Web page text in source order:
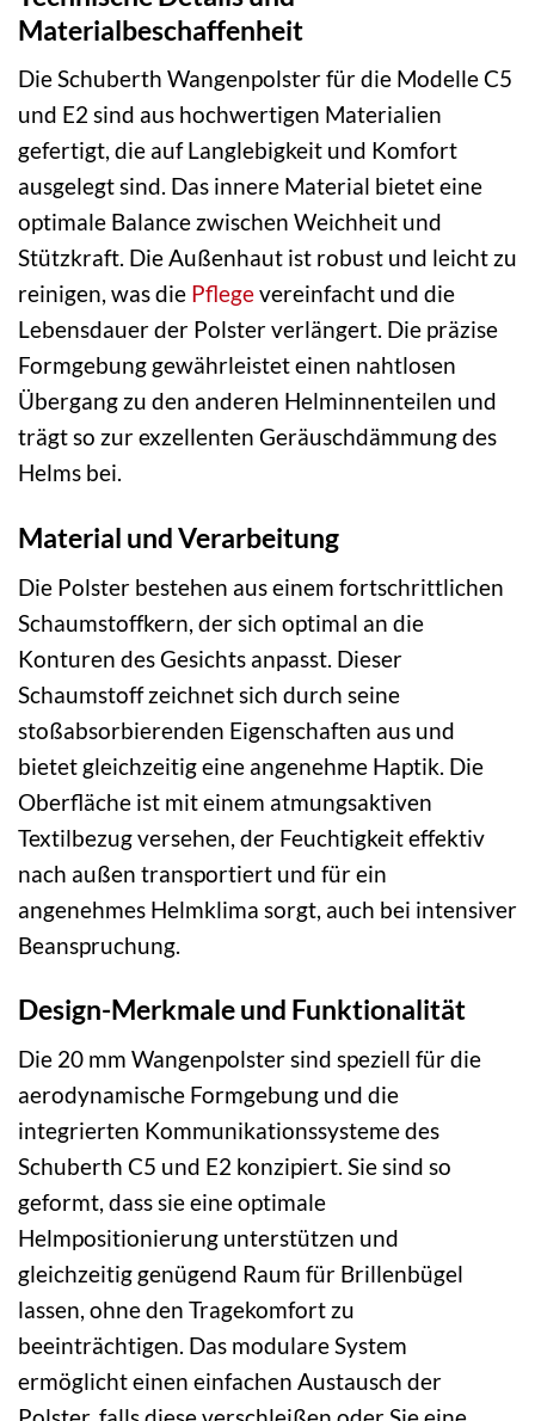
Materialbeschaffenheit
Die Schuberth Wangenpolster für die Modelle C5
und E2 sind aus hochwertigen Materialien
gefertigt, die auf Langlebigkeit und Komfort
ausgelegt sind. Das innere Material bietet eine
optimale Balance zwischen Weichheit und
Stützkraft. Die Außenhaut ist robust und leicht zu
reinigen, was die Pflegevereinfacht und die
Lebensdauer der Polster verlängert. Die präzise
Formgebung gewährleistet einen nahtlosen
Übergang zu den anderen Helminnenteilen und
trägt so zur exzellenten Geräuschdämmung des
Helms bei.
Material und Verarbeitung
Die Polster bestehen aus einem fortschrittlichen
Schaumstoffkern, der sich optimal an die
Konturen des Gesichts anpasst. Dieser
Schaumstoff zeichnet sich durch seine
stoßabsorbierenden Eigenschaften aus und
bietet gleichzeitig eine angenehme Haptik. Die
Oberfläche ist mit einem atmungsaktiven
Textilbezug versehen, der Feuchtigkeit effektiv
nach außen transportiert und für ein
angenehmes Helmklima sorgt, auch bei intensiver
Beanspruchung.
Design-Merkmale und Funktionalität
Die 20 mm Wangenpolster sind speziell für die
aerodynamische Formgebung und die
integrierten Kommunikationssysteme des
Schuberth C5 und E2 konzipiert. Sie sind so
geformt, dass sie eine optimale
Helmpositionierung unterstützen und
gleichzeitig genügend Raum für Brillenbügel
lassen, ohne den Tragekomfort zu
beeinträchtigen. Das modulare System
ermöglicht einen einfachen Austausch der